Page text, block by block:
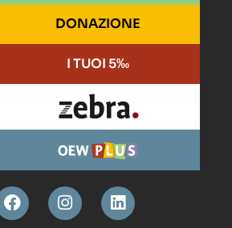
DONAZIONE
I TUOI 5‰